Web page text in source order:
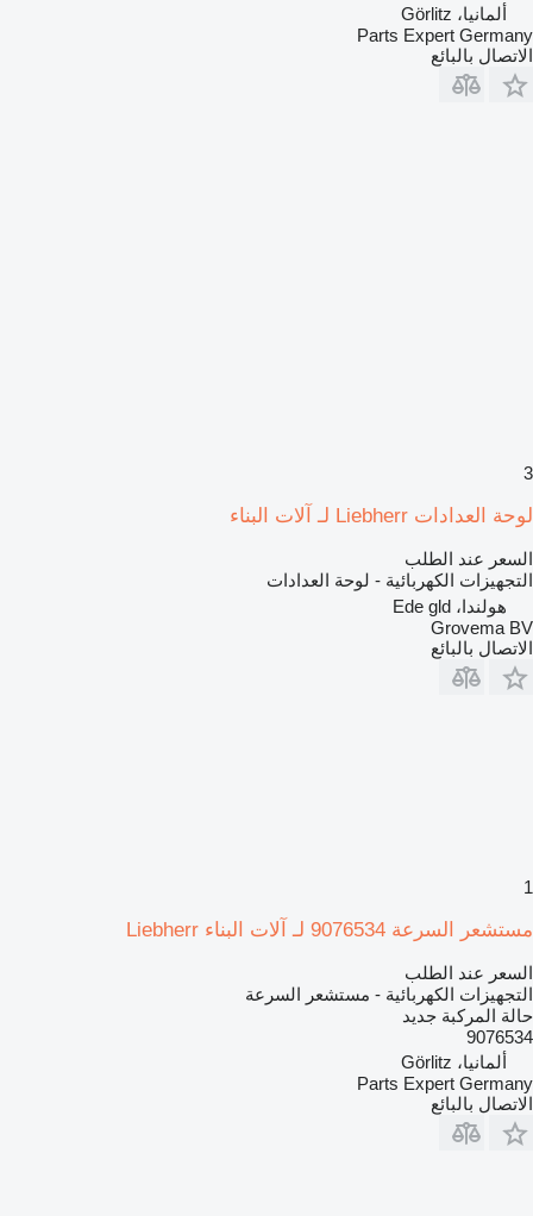
ألمانيا، Görlitz
Parts Expert Germany
الاتصال بالبائع
3
لوحة العدادات Liebherr لـ آلات البناء
السعر عند الطلب
التجهيزات الكهربائية - لوحة العدادات
هولندا، Ede gld
Grovema BV
الاتصال بالبائع
1
مستشعر السرعة 9076534 لـ آلات البناء Liebherr
السعر عند الطلب
التجهيزات الكهربائية - مستشعر السرعة
حالة المركبة جديد
9076534
ألمانيا، Görlitz
Parts Expert Germany
الاتصال بالبائع